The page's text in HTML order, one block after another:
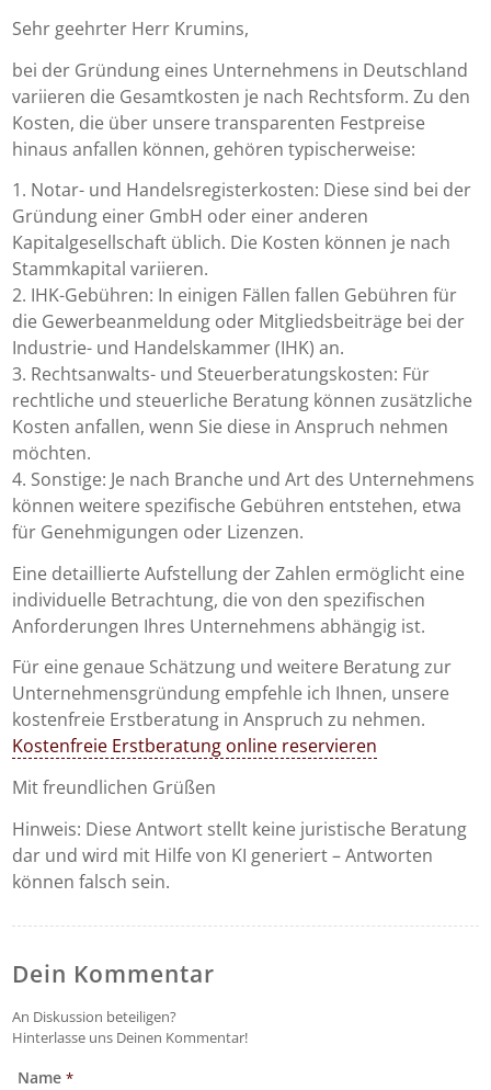
Sehr geehrter Herr Krumins,
bei der Gründung eines Unternehmens in Deutschland
variieren die Gesamtkosten je nach Rechtsform. Zu den
Kosten, die über unsere transparenten Festpreise
hinaus anfallen können, gehören typischerweise:
1. Notar- und Handelsregisterkosten: Diese sind bei der
Gründung einer GmbH oder einer anderen
Kapitalgesellschaft üblich. Die Kosten können je nach
Stammkapital variieren.
2. IHK-Gebühren: In einigen Fällen fallen Gebühren für
die Gewerbeanmeldung oder Mitgliedsbeiträge bei der
Industrie- und Handelskammer (IHK) an.
3. Rechtsanwalts- und Steuerberatungskosten: Für
rechtliche und steuerliche Beratung können zusätzliche
Kosten anfallen, wenn Sie diese in Anspruch nehmen
möchten.
4. Sonstige: Je nach Branche und Art des Unternehmens
können weitere spezifische Gebühren entstehen, etwa
für Genehmigungen oder Lizenzen.
Eine detaillierte Aufstellung der Zahlen ermöglicht eine
individuelle Betrachtung, die von den spezifischen
Anforderungen Ihres Unternehmens abhängig ist.
Für eine genaue Schätzung und weitere Beratung zur
Unternehmensgründung empfehle ich Ihnen, unsere
kostenfreie Erstberatung in Anspruch zu nehmen.
Kostenfreie Erstberatung online reservieren
Mit freundlichen Grüßen
Hinweis: Diese Antwort stellt keine juristische Beratung
dar und wird mit Hilfe von KI generiert – Antworten
können falsch sein.
Dein Kommentar
An Diskussion beteiligen?
Hinterlasse uns Deinen Kommentar!
Name*